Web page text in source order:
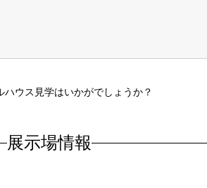
ハウス見学はいかがでしょうか？
展示場情報